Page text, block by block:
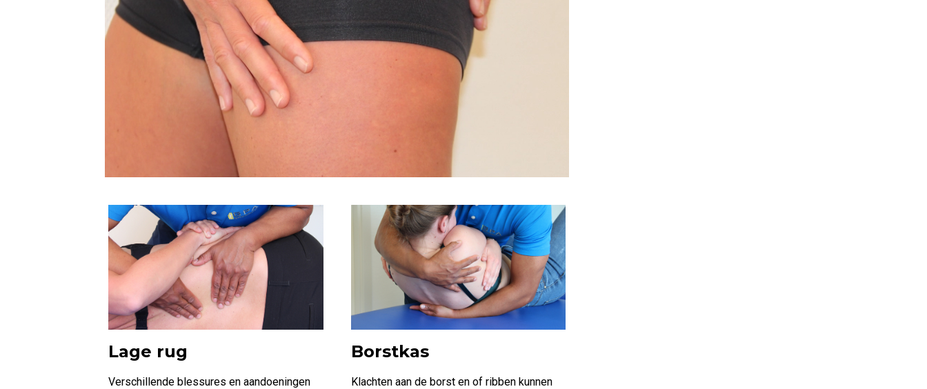
Lage rug
Verschillende blessures en aandoeningen
Borstkas
Klachten aan de borst en of ribben kunnen